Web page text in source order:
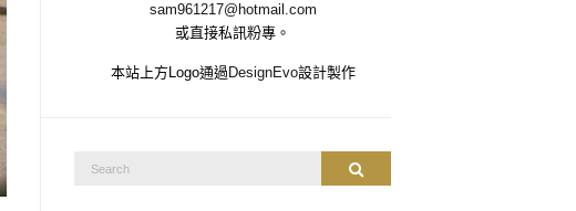
sam961217@hotmail.com
或直接私訊粉專。
本站上方Logo通過 DesignEvo設計製作
Search
Search